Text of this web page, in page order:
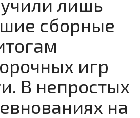
сборные
игр
В непростых
на